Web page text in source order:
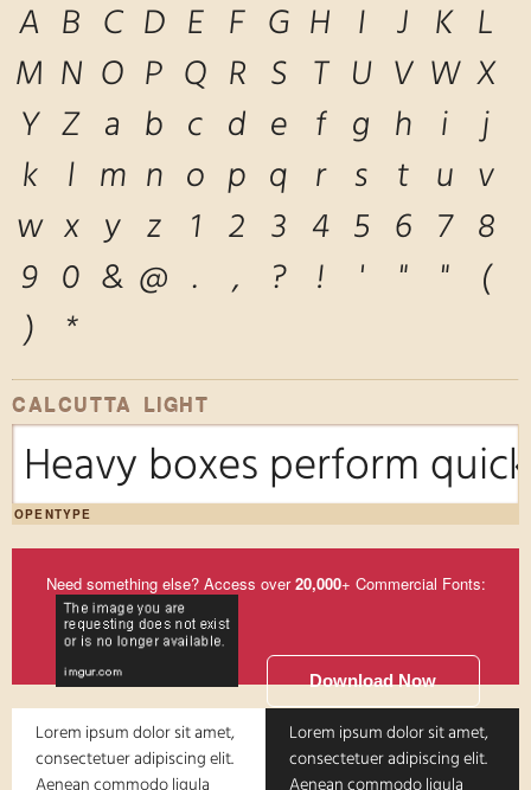
A B C D E F G H I J K
L
M
N O P Q R S T U V W X
Y
Z a b c d e f g h i
j
k
l m n o p q r s t u
v
w
x y z 1 2 3 4 5 6 7
8
9
0 & @ . , ? ! ' " "
(
)
*
CALCUTTA LIGHT
Heavy boxes perform
OPENTYPE
Need something else? Access over20,000+ Commercial Fonts:
Download Now
Lorem ipsum dolor sit amet,
consectetuer adipiscing elit.
Aenean commodo ligula
Lorem ipsum dolor sit amet,
consectetuer adipiscing elit.
Aenean commodo ligula